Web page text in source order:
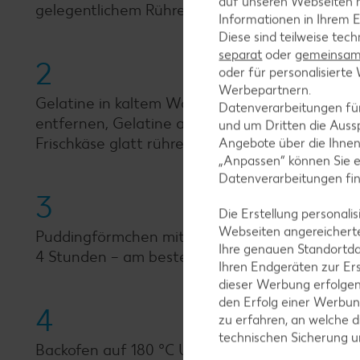
gelegentlichem Rühren 15 Minuten köcheln
2
Gelatine in kaltem Wasser einweichen. Sahne
entfernen, Gelatine ausdrücken und in der
Frischkäse glatt rühren.
3
Puddingförmchen mit kaltem Wasser
4 Stunden – am besten über Nacht – kalt
4
Backofen auf 180 °C Umluft (200 °C Ober-/
Informationen in Ihrem
Diese sind teilweise
separat oder
oder für personalisierte
Werbepartnern.
Datenverarbeitungen
und um Dritten die
Angebote über die
„Anpassen“ können
Datenverarbeitungen
Die Erstellung
Webseiten
Ihre genauen
Ihren Endgeräten zur
dieser Werbung
den Erfolg einer
zu erfahren, an welche
technischen Sicherung